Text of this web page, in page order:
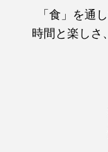
「食」を通
時間と楽しさ